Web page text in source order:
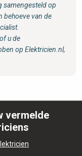
samengesteld op
behoeve van de
u de
op Elektricien.nl,
vermelde